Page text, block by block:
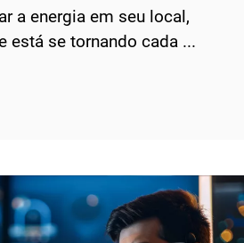
a energia em seu local,
está se tornando cada ...